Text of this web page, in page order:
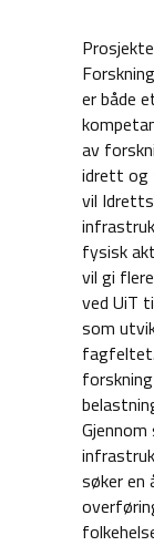
er både
av
idrett og
vil
fysisk
vil gi
ved UiT
som
søker en